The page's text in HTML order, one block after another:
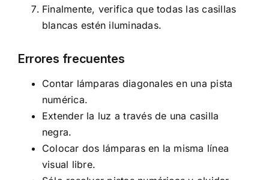
Finalmente, verifica que todas las casillas
blancas estén iluminadas.
Errores frecuentes
Contar lámparas diagonales en una pista
numérica.
Extender la luz a través de una casilla
negra.
Colocar dos lámparas en la misma línea
visual libre.